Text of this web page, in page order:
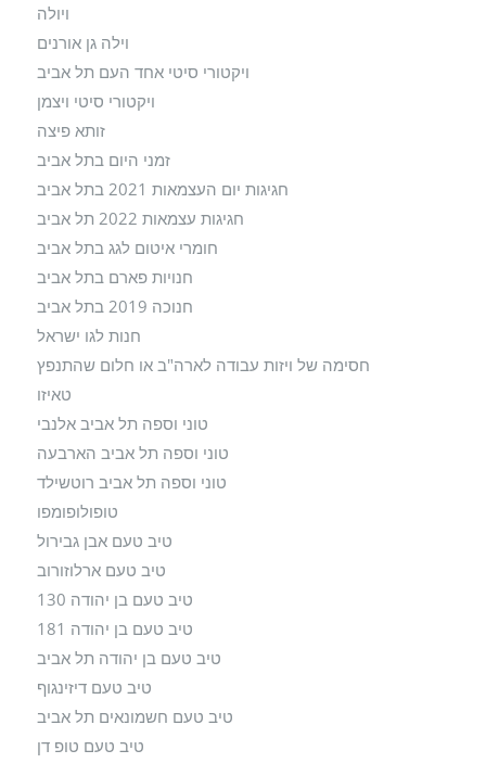
ויולה
וילה גן אורנים
ויקטורי סיטי אחד העם תל אביב
ויקטורי סיטי ויצמן
זותא פיצה
זמני היום בתל אביב
חגיגות יום העצמאות 2021 בתל אביב
חגיגות עצמאות 2022 תל אביב
חומרי איטום לגג בתל אביב
חנויות פארם בתל אביב
חנוכה 2019 בתל אביב
חנות לגו ישראל
חסימה של ויזות עבודה לארה"ב או חלום שהתנפץ
טאיזו
טוני וספה תל אביב אלנבי
טוני וספה תל אביב הארבעה
טוני וספה תל אביב רוטשילד
טופולופומפו
טיב טעם אבן גבירול
טיב טעם ארלוזורוב
טיב טעם בן יהודה 130
טיב טעם בן יהודה 181
טיב טעם בן יהודה תל אביב
טיב טעם דיזינגוף
טיב טעם חשמונאים תל אביב
טיב טעם טופ דן